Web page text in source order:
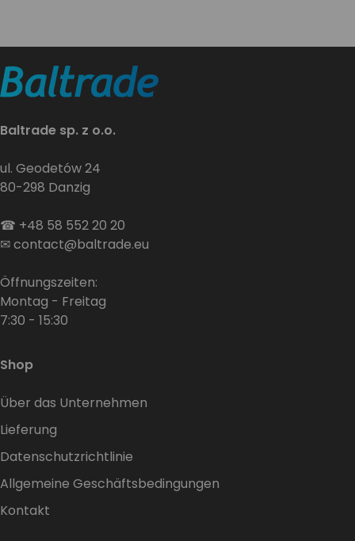
Baltrade sp. z o.o.
ul. Geodetów 24
80-298 Danzig
☎ +48 58 552 20 20
✉contact@baltrade.eu
Öffnungszeiten:
Montag - Freitag
7:30 - 15:30
Shop
Über das Unternehmen
Lieferung
Datenschutzrichtlinie
Allgemeine Geschäftsbedingungen
Kontakt